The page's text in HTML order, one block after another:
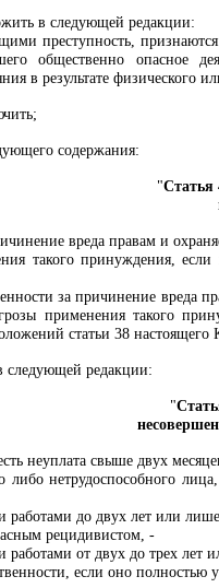
в следующей редакции:
преступность,
общественно опасное
в результате физического
содержания:
"Статья
вреда правам и
такого принуждения,
за причинение вреда
применения такого
статьи 38 настоящего
следующей редакции:
"
неуплата свыше двух
либо нетрудоспособного
работами до двух лет или
рецидивистом, -
работами от двух до трех лет
если оно полностью